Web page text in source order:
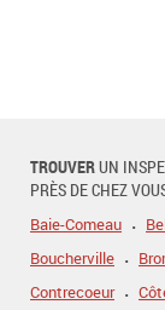
TROUVERUN
PRÈS DE CHEZ
Baie-Comeau
Boucherville
Contrecoeur